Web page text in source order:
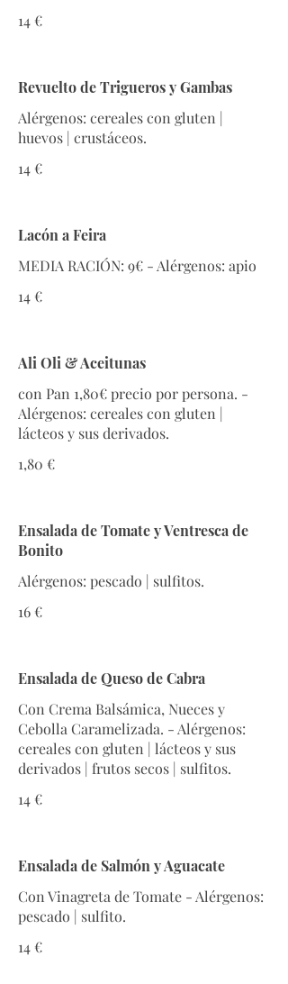
14 €
Revuelto de Trigueros y Gambas
Alérgenos: cereales con gluten |
huevos | crustáceos.
14 €
Lacón a Feira
14 €
Ali Oli & Aceitunas
con Pan 1,80€ precio por persona. -
Alérgenos: cereales con gluten |
lácteos y sus derivados.
1,80 €
Ensalada de Tomate y Ventresca de
Bonito
16 €
Ensalada de Queso de Cabra
Con Crema Balsámica, Nueces y
Cebolla Caramelizada. - Alérgenos:
cereales con gluten | lácteos y sus
derivados | frutos secos | sulfitos.
14 €
Ensalada de Salmón y Aguacate
Con Vinagreta de Tomate - Alérgenos:
pescado | sulfito.
14 €